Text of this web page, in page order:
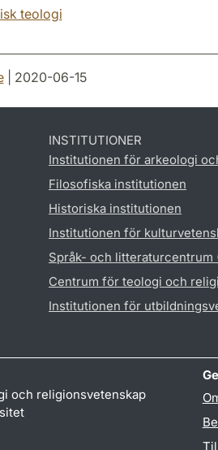
teologi
| 2020-06-15
INSTITUTIONER
Institutionen för arkeologi
Filosofiska institutionen
Historiska institutionen
Institutionen för
Språk- och litteraturcentrum
Centrum för teologi och
Institutionen för
och religionsvetenskap